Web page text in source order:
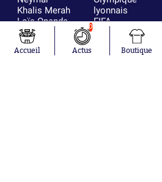
Khalis Merah
Loïs Openda
Moussa
Niakhaté
Nicolás
lyonnais
FIFA
Real Madrid
RC Strasbourg
AC Milan
Accueil
0
Actus Boutique